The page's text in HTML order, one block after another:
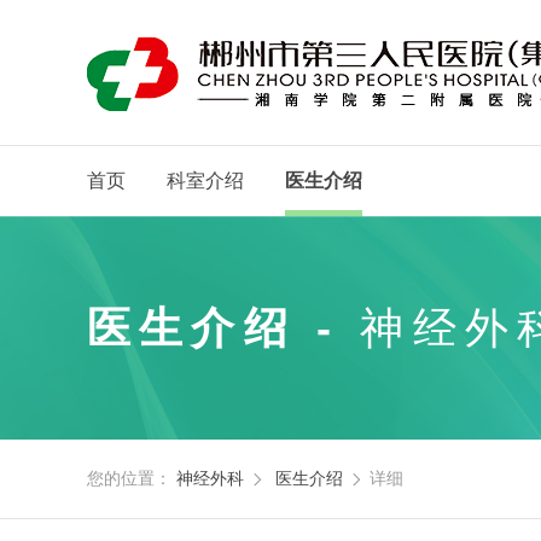
首页 科室介绍 医生介绍
医生介绍 -神经外
您的位置： 神经外科  医生介绍  详细